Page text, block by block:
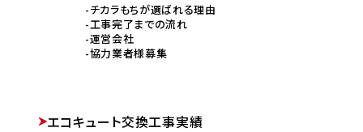
チカラもちが選ばれる理由
工事完了までの流れ
運営会社
協力業者様募集
エコキュート交換工事実績